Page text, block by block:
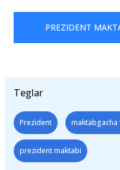
PREZIDENT
Teglar
Prezident maktabgacha
prezident maktabi